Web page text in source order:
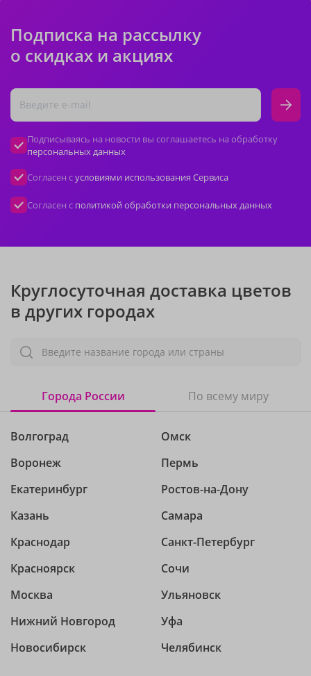
Подписка на рассылку
о скидках и акциях
Подписываясь на новости вы соглашаетесь на обработку
персональных данных
Согласен сусловиями использования Сервиса
Согласен с политикой обработки персональных данных
Круглосуточная доставка цветов
в других городах
Введите название города или страны
Города России По всему миру
Волгоград
Воронеж
Екатеринбург
Казань
Краснодар
Красноярск
Москва
Нижний Новгород
Новосибирск
Омск
Пермь
Ростов-на-Дону
Самара
Санкт-Петербург
Сочи
Ульяновск
Уфа
Челябинск